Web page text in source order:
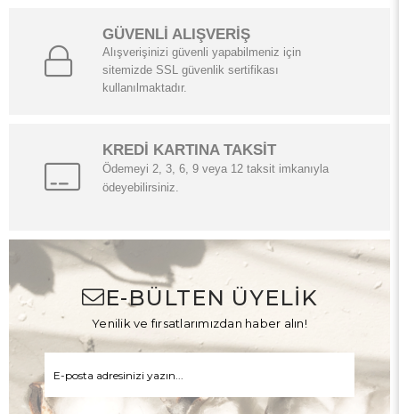
GÜVENLİ ALIŞVERİŞ
Alışverişinizi güvenli yapabilmeniz için
sitemizde SSL güvenlik sertifikası
kullanılmaktadır.
KREDİ KARTINA TAKSİT
Ödemeyi 2, 3, 6, 9 veya 12 taksit imkanıyla
ödeyebilirsiniz.
E-BÜLTEN ÜYELİK
Yenilik ve fırsatlarımızdan haber alın!